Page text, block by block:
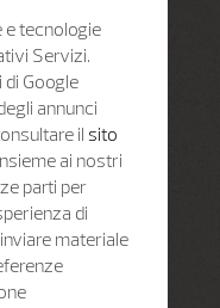
e tecnologie
Servizi.
Google
annunci
il sito
ai nostri
parti per
di
materiale